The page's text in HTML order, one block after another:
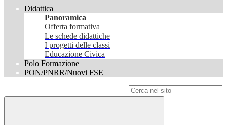
Didattica
Panoramica
Offerta formativa
Le schede didattiche
I progetti delle classi
Educazione Civica
Polo Formazione
PON/PNRR/Nuovi FSE